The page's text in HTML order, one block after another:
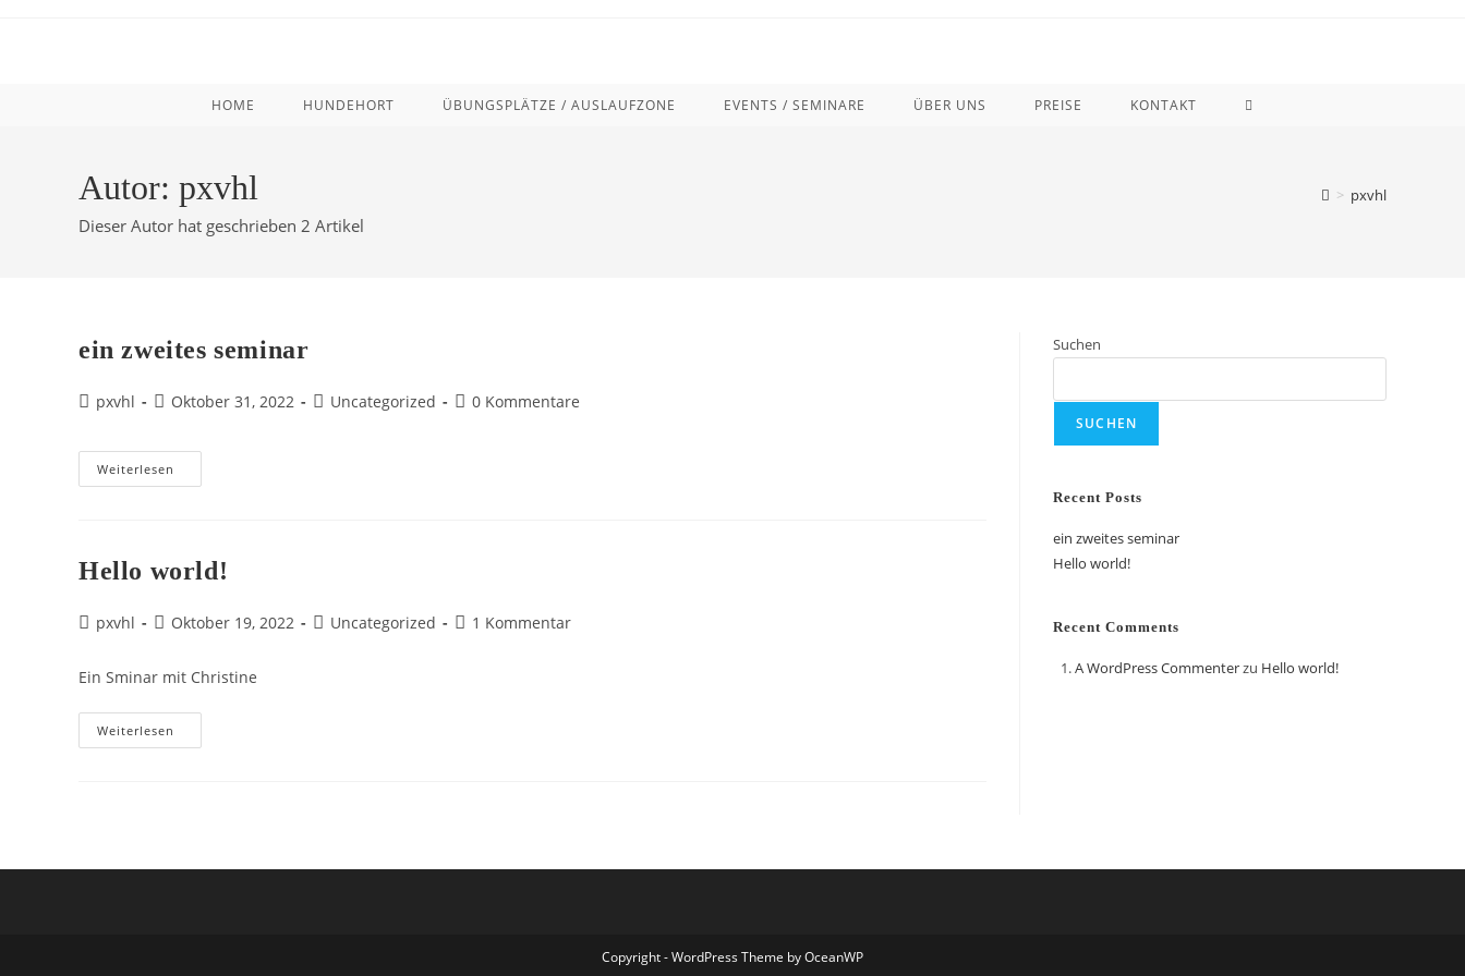
HOME HUNDEHORT ÜBUNGSPLÄTZE / AUSLAUFZONE EVENTS / SEMINARE ÜBER UNS PREISE KONTAKT WEBSITE-
UMSCHALTEN
Autor: pxvhl
Dieser Autor hat geschrieben 2 Artikel
> pxvhl
ein zweites seminar
Beitrags-
pxvhl
Beitrag
Oktober 31, 2022
Beitrags-
Uncategorized
Beitrags-
0 Kommentare
Weiterlesen
Zweites
Hello world!
Beitrags-
pxvhl
Beitrag
Oktober 19, 2022
Beitrags-
Uncategorized
Beitrags-
1 Kommentar
Ein Sminar mit Christine
Weiterlesen
World!
Suchen
SUCHEN
Recent Posts
ein zweites seminar
Hello world!
Recent Comments
A WordPress Commenterzu Hello world!
Copyright - WordPress Theme by OceanWP